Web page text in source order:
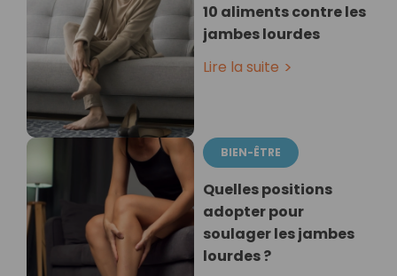
10 aliments contre les
jambes lourdes
Lire la suite
BIEN-ÊTRE
Quelles positions
adopter pour
soulager les jambes
lourdes ?